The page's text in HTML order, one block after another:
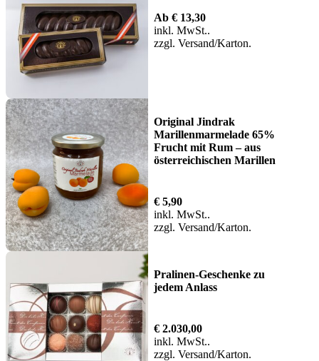
Ab € 13,30
inkl. MwSt.
zzgl. Versand
Original Jindrak
Marillenmarmelade 65%
Frucht mit Rum – aus
österreichischen Marillen
€ 5,90
inkl. MwSt.
zzgl. Versand
Pralinen-Geschenke zu
jedem Anlass
€ 2.030,00
inkl. MwSt.
zzgl. Versand